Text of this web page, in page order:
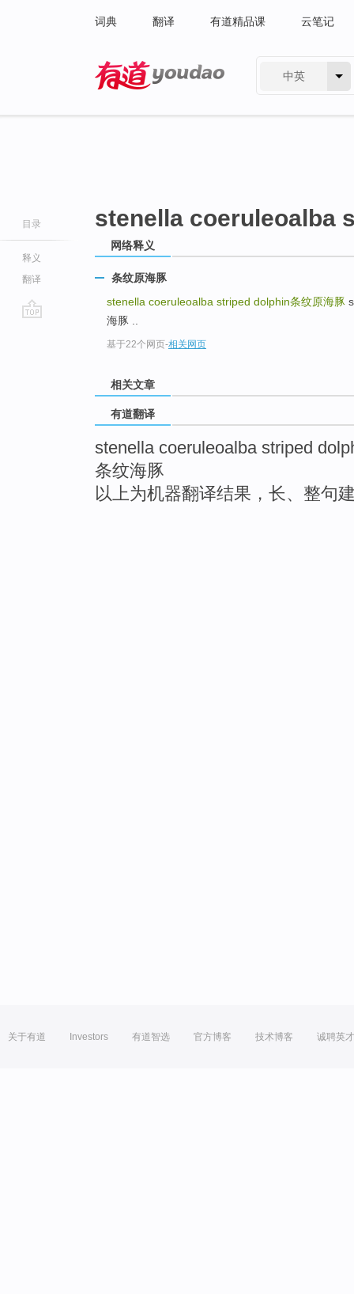
词典 翻译 有道精品课 云笔记
中英
目录
释义
翻译
stenella coeruleoalba
网络释义
条纹原海豚
stenella coeruleoalba striped dolphin条纹原海豚
海豚 ..
基于22个网页-相关网页
相关文章
有道翻译
stenella coeruleoalba striped
条纹海豚
以上为机器翻译结果，长、整句
关于有道 Investors 有道智选 官方博客 技术博客 诚聘英才